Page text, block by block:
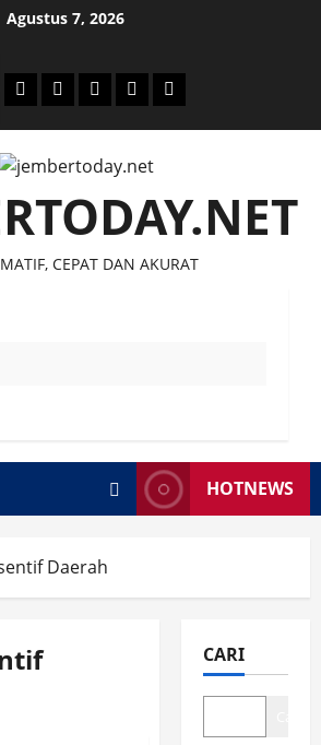
Agustus 7, 2026
PolitikOtomotifEkonomiSosialtentang
CEPAT DAN AKURAT
HOTNEWS
Daerah
CARI